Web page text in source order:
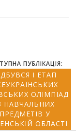
ПУБЛІКАЦІЯ:
І ЕТАП
ОЛІМПІАД
НАВЧАЛЬНИХ
ПРЕДМЕТІВ У
ОБЛАСТІ